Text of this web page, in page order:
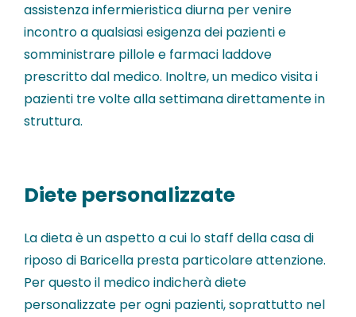
assistenza infermieristica diurna per venire
incontro a qualsiasi esigenza dei pazienti e
somministrare pillole e farmaci laddove
prescritto dal medico. Inoltre, un medico visita i
pazienti tre volte alla settimana direttamente in
struttura.
Diete personalizzate
La dieta è un aspetto a cui lo staff della casa di
riposo di Baricella presta particolare attenzione.
Per questo il medico indicherà diete
personalizzate per ogni pazienti, soprattutto nel